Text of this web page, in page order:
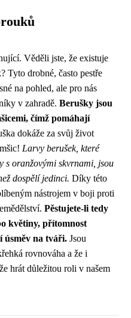
Věděli jste, že existuje
Tyto drobné, často pestře
na pohled, ale pro nás
v zahradě. Berušky jsou
čímž pomáhají
dokáže za svůj život
Larvy berušek, které
s oranžovými skvrnami, jsou
dospělí jedinci. Díky této
nástrojem v boji proti
Pěstujete-li tedy
květiny, přítomnost
úsměv na tváři. Jsou
rovnováha a že i
hrát důležitou roli v našem